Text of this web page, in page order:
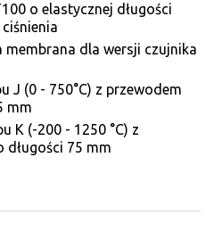
o elastycznej długości
membrana dla wersji czujnika
J (0 - 750°C) z przewodem
mm
K (-200 - 1250 °C) z
długości 75 mm